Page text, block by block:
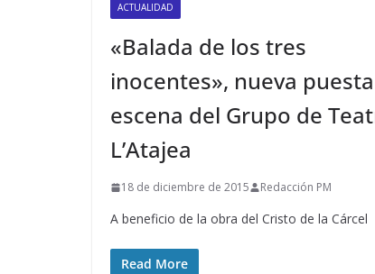
ACTUALIDAD
«Balada de los tres
inocentes», nueva
escena del Grupo de
L’Atajea
18 de diciembre de 2015 Redacción PM
A beneficio de la obra del Cristo de la Cárcel
Read More